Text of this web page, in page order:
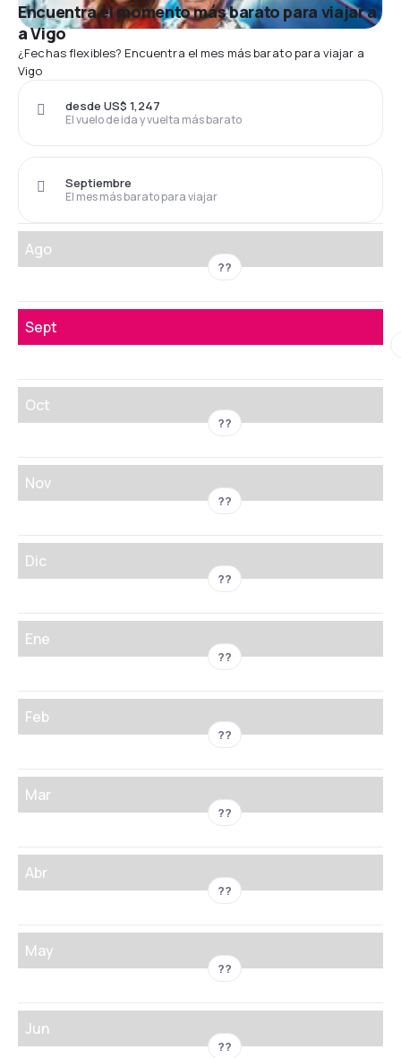
Encuentra el momento más barato para viajar a
a Vigo
¿Fechas flexibles? Encuentra el mes más barato para viajar a
Vigo
El vuelo de ida y vuelta más barato
desde US$ 1,247
El mes más barato para viajar
Septiembre
Ago
??
Sept
Oct
??
Nov
??
Dic
??
Ene
??
Feb
??
Mar
??
Abr
??
May
??
Jun
??